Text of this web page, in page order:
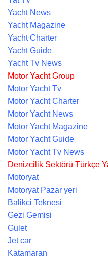
Yacht News
Yacht Magazine
Yacht Charter
Yacht Guide
Yacht Tv News
Motor Yacht Group
Motor Yacht Tv
Motor Yacht Charter
Motor Yacht News
Motor Yacht Magazine
Motor Yacht Guide
Motor Yacht Tv News
Denizcilik Sektörü Türkçe
Motoryat
Motoryat Pazar yeri
Balikci Teknesi
Gezi Gemisi
Gulet
Jet car
Katamaran